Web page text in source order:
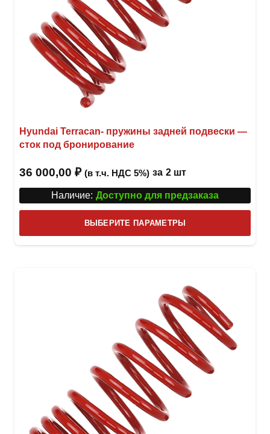
Hyundai Terracan- пружины задней подвески —
сток под бронирование
36 000,00 ₽ (в т.ч. НДС 5%) за 2 шт
Наличие: Доступно для предзаказа
ВЫБЕРИТЕ ПАРАМЕТРЫ
товар